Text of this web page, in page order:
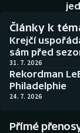
Biatlon
Boby a skeleton
Box
Curling
Historické
Aplikace ČT
AZ kvíz
Články k
Krejčí
sám před
31. 7. 2026
Rekordman
Philadelphie
24. 7. 2026
Přímé